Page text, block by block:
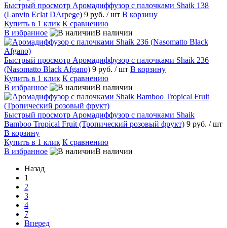
Быстрый просмотр Аромадиффузор с палочками Shaik 138
(Lanvin Eclat DArpege) 9 руб. / шт В корзину
Купить в 1 клик К сравнению
В избранное
В наличии
Быстрый просмотр Аромадиффузор с палочками Shaik 236
(Nasomatto Black Afgano) 9 руб. / шт В корзину
Купить в 1 клик К сравнению
В избранное
В наличии
Быстрый просмотр Аромадиффузор с палочками Shaik
Bamboo Tropical Fruit (Тропический розовый фрукт) 9 руб. / шт
В корзину
Купить в 1 клик К сравнению
В избранное
В наличии
Назад
1
2
3
4
7
Вперед